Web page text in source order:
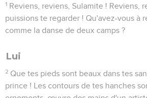
1 Reviens, reviens, Sulamite ! Reviens,
puissions te regarder ! Qu'avez-vous à
comme la danse de deux camps ?
Lui
2 Que tes pieds sont beaux dans tes
prince ! Les contours de tes hanches